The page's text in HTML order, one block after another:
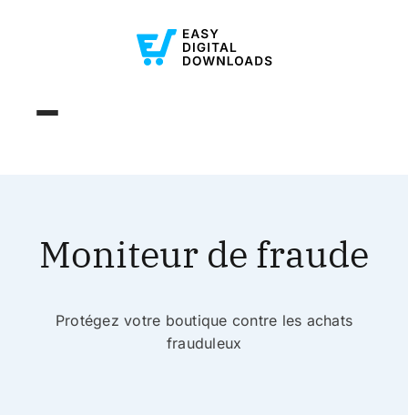
Moniteur de fraude
Protégez votre boutique contre les achats
frauduleux